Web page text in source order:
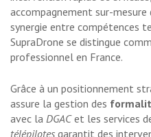
accompagnement sur-mesure
synergie entre compétences
SupraDrone se distingue
professionnel en France.
Grâce à un positionnement
assure la gestion des
avec la DGACet les services
télépilotes garantit des